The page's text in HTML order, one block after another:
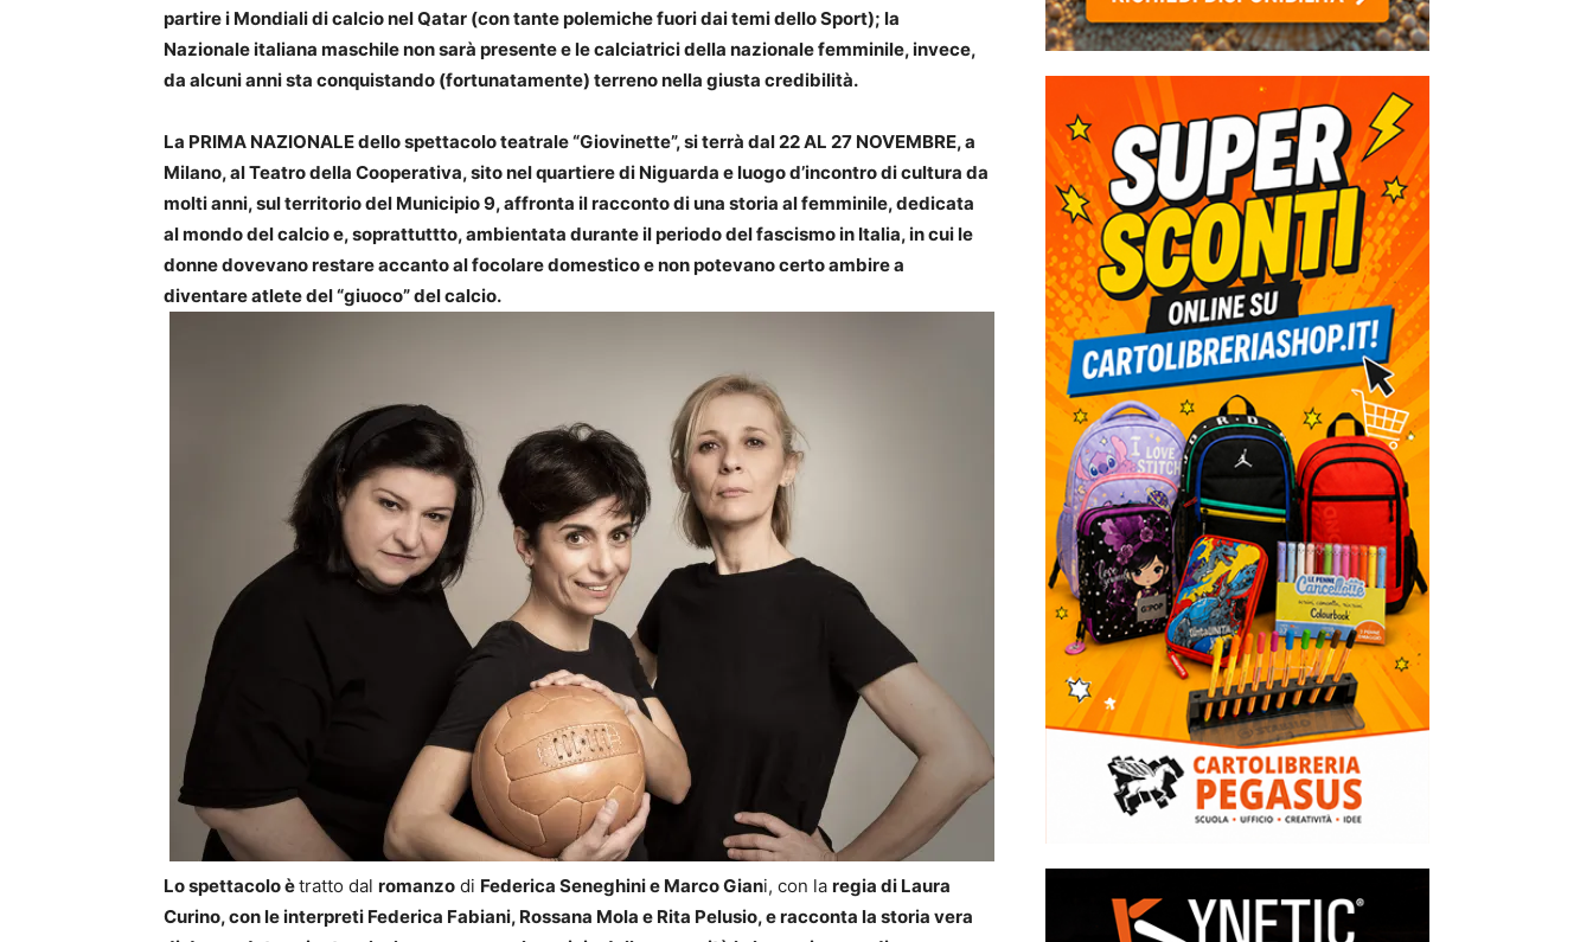
partire i Mondiali di calcio nel Qatar (con tante polemiche fuori dai temi dello Sport); la
Nazionale italiana maschile non sarà presente e le calciatrici della nazionale femminile, invece,
da alcuni anni sta conquistando (fortunatamente) terreno nella giusta credibilità.
La PRIMA NAZIONALE dello spettacolo teatrale “Giovinette”, si terrà dal22 AL 27 NOVEMBRE, a
Milano, al Teatro della Cooperativa, sito nel quartiere di Niguarda e luogo d’incontro di cultura da
molti anni, sul territorio del Municipio 9, affronta il racconto di una storia al femminile, dedicata
al mondo del calcio e, soprattuttto, ambientata durante il periodo del fascismo in Italia, in cui le
donne dovevano restare accanto al focolare domestico e non potevano certo ambire a
diventare atlete del “giuoco” del calcio.
Lo spettacolo ètratto dal romanzo di Federica Seneghini e Marco Giani, con la regia di Laura
Curino, con le interpreti Federica Fabiani, Rossana Mola e Rita Pelusio, eracconta la storia vera